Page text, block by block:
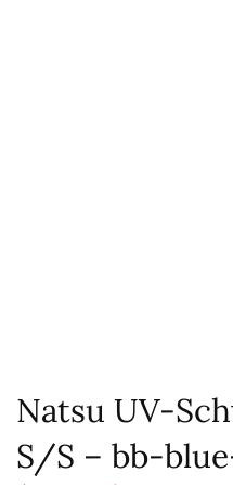
Natsu UV-
S/S – bb-